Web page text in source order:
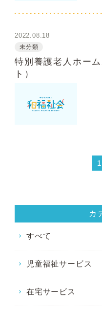
2022.08.18
未分類
特別養護老人ホー
ト）
1
カ
すべて
児童福祉サービス
在宅サービス